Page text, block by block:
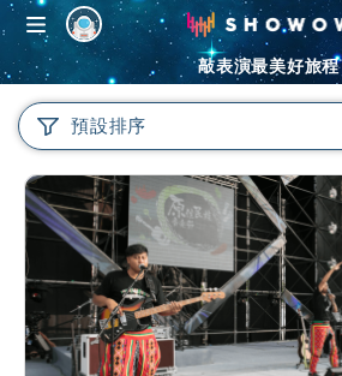
敲表演最美好旅程
預設排序